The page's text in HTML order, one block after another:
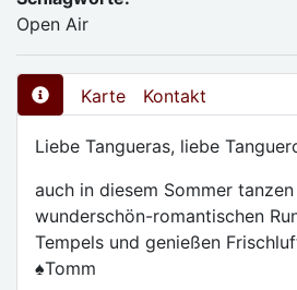
Open Air
Karte Kontakt
Liebe Tangueras, liebe
auch in diesem Sommer
wunderschön-romantischen
Tempels und genießen
♠️Tomm